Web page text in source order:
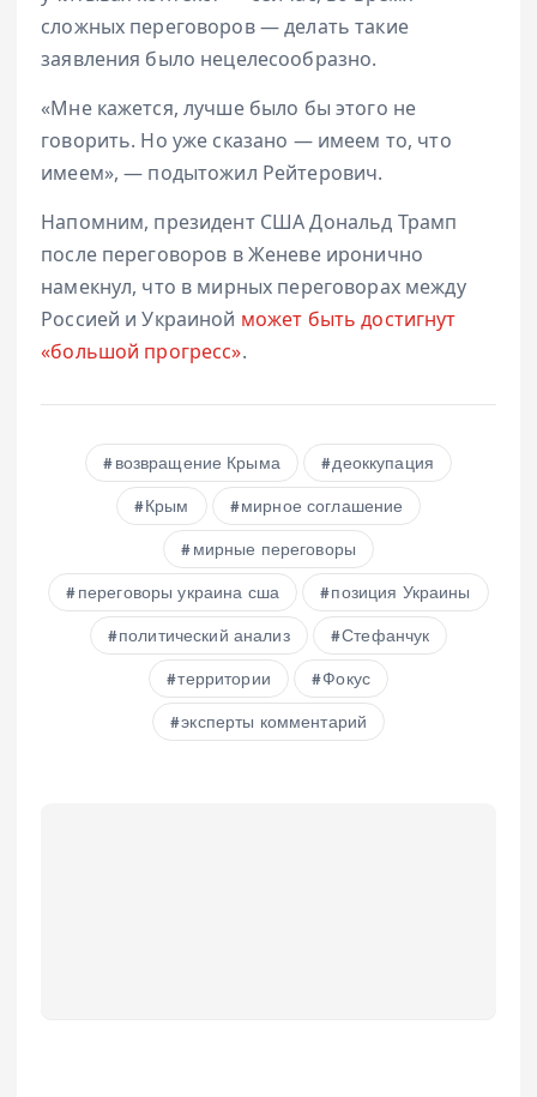
сложных переговоров — делать такие
заявления было нецелесообразно.
«Мне кажется, лучше было бы этого не
говорить. Но уже сказано — имеем то, что
имеем», — подытожил Рейтерович.
Напомним, президент США Дональд Трамп
после переговоров в Женеве иронично
намекнул, что в мирных переговорах между
Россией и Украиной может быть достигнут
«большой прогресс».
возвращение Крыма деоккупация
Крым мирное соглашение
мирные переговоры
переговоры украина сша позиция Украины
политический анализ Стефанчук
территории Фокус
эксперты комментарий